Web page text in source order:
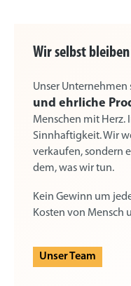
Wir selbst bleiben
Unser Unternehmen
und ehrliche
Menschen mit Herz.
Sinnhaftigkeit. Wir
verkaufen, sondern
dem, was wir tun.
Kein Gewinn um
Kosten von Mensch
Unser Team